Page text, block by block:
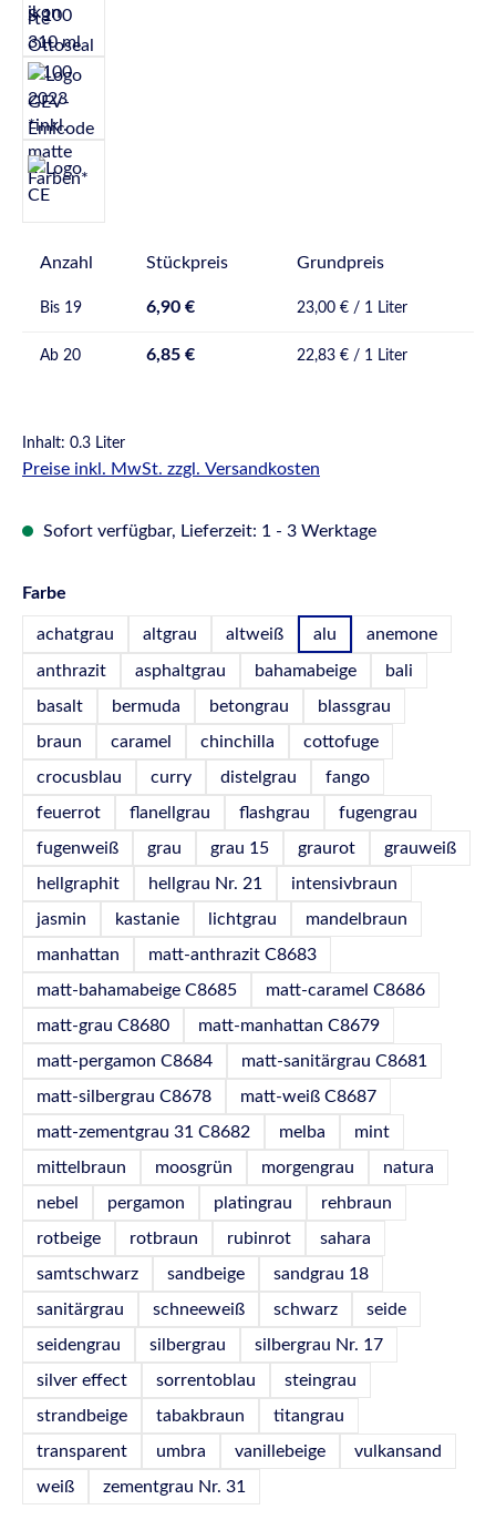
Anzahl Stückpreis Grundpreis
Bis 19 6,90 € 23,00 € / 1 Liter
Ab 20 6,85 € 22,83 € / 1 Liter
Inhalt: 0.3 Liter
Preise inkl. MwSt. zzgl. Versandkosten
Sofort verfügbar, Lieferzeit: 1 - 3 Werktage
Farbe
achatgrau altgrau altweiß alu anemone
anthrazit asphaltgrau bahamabeige
bali
basalt
bermuda betongrau
blassgrau
braun
caramel chinchilla
cottofuge
crocusblau
curry distelgrau
fango
feuerrot
flanellgrau flashgrau
fugengrau
fugenweiß
grau grau 15 graurot
grauweiß
hellgraphit
hellgrau Nr. 21
intensivbraun
jasmin
kastanie lichtgrau
mandelbraun
manhattan
matt-anthrazit C8683
matt-bahamabeige C8685
matt-caramel C8686
matt-grau C8680
matt-manhattan C8679
matt-pergamon C8684
matt-sanitärgrau C8681
matt-silbergrau C8678
matt-weiß C8687
matt-zementgrau 31 C8682
melba
mint
mittelbraun
moosgrün morgengrau
natura
nebel
pergamon platingrau
rehbraun
rotbeige
rotbraun rubinrot
sahara
samtschwarz
sandbeige
sandgrau 18
sanitärgrau
schneeweiß schwarz
seide
seidengrau
silbergrau
silbergrau Nr. 17
silver effect
sorrentoblau
steingrau
strandbeige
tabakbraun
titangrau
transparent
umbra vanillebeige
vulkansand
weiß
zementgrau Nr. 31